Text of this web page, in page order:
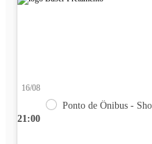
21:00
16/08
Ponto de Ônibus -